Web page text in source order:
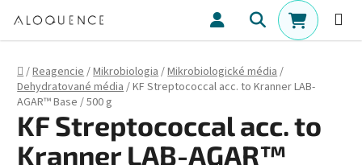
Hľadať
Domov
/Reagencie/Mikrobiologia/Mikrobiologické média/
Dehydratované média/KF Streptococcal acc. to Kranner LAB-
AGAR™ Base / 500 g
KF Streptococcal acc. to
Kranner LAB-AGAR™